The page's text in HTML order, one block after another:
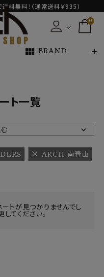
無料！（通常送料￥935）
0
view_module BRAND
ト一覧
ARCH 南青山
トが見つかりませんでし
てください。